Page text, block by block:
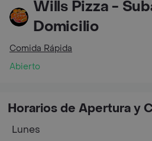
Wills Pizza -
Domicilio
Comida Rápida
Abierto
Horarios de Apertura y
Lunes